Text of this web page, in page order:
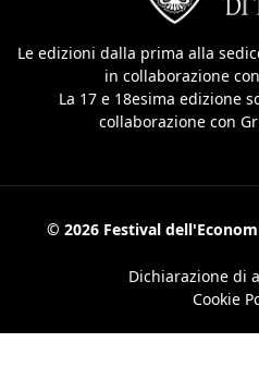
Le edizioni dalla prima alla
in collaborazione
La 17 e 18esima edizione
collaborazione con
© 2026 Festival
Dichiarazione di
Cookie